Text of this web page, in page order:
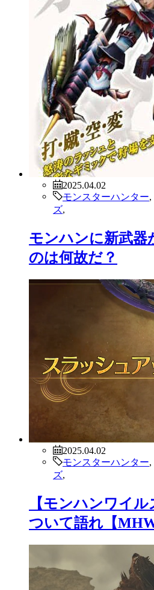
2025.04.02
モンスターハンター
ズ
モンハンに新武器
のは何故だ？
2025.04.02
モンスターハンター
ズ
【モンハンワイ
ついて語れ【